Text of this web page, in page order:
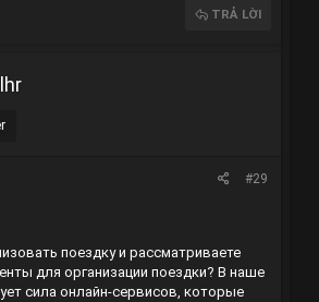
TRẢ LỜI
#29
поездку и рассматриваете
для организации поездки? В наше
сила онлайн-сервисов, которые